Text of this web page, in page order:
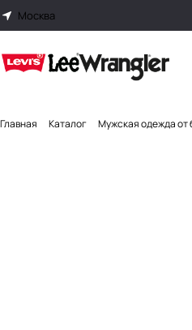
Москва
Главная Каталог Мужская одежда от